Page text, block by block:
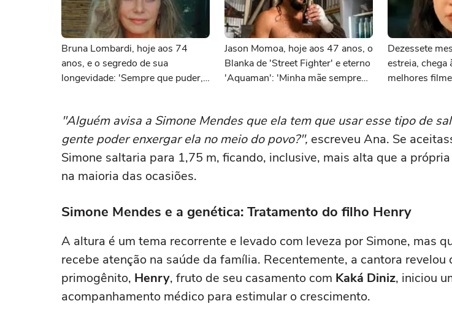
Bruna Lombardi, hoje aos 74
anos, e o segredo de sua
longevidade: 'Sempre que puder,
diários, mesmo pequenos, são
libertadores'
Jason Momoa, hoje aos 47 anos, o
Blanka de 'Street Fighter' e eterno
'Aquaman': 'Minha mãe sempre
melhores'
Dezessete
estreia, chega
melhores
"Alguém avisa a Simone Mendes que ela tem que usar esse tipo de
gente poder enxergar ela no meio do povo?", escreveu Ana. Se
Simone saltaria para 1,75 m, ficando, inclusive, mais alta que a
na maioria das ocasiões.
Simone Mendes e a genética: Tratamento do filho Henry
A altura é um tema recorrente e levado com leveza por Simone, mas
recebe atenção na saúde da família. Recentemente, a cantora revelou
primogênito, Henry, fruto de seu casamento com Kaká Diniz, iniciou
acompanhamento médico para estimular o crescimento.